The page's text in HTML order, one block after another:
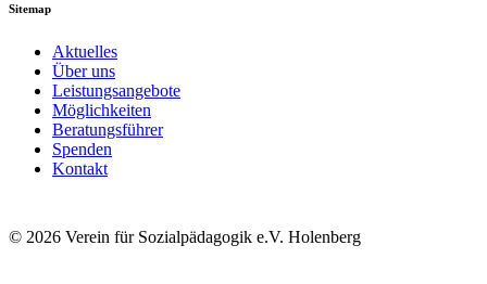
Sitemap
Aktuelles
Über uns
Leistungsangebote
Möglichkeiten
Beratungsführer
Spenden
Kontakt
© 2026 Verein für Sozialpädagogik e.V. Holenberg